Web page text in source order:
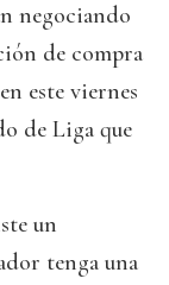
negociando
de compra
este viernes
de Liga que
un
tenga una